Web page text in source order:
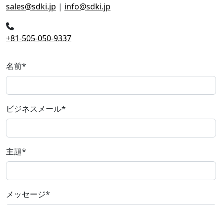
sales@sdki.jp | info@sdki.jp
+81-505-050-9337
名前*
ビジネスメール*
主題*
メッセージ*